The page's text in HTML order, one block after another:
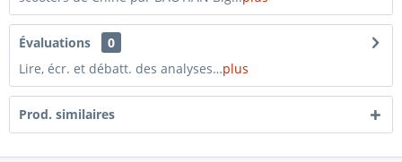
Évaluations
0
Lire, écr. et débatt. des analyses…plus
Prod. similaires